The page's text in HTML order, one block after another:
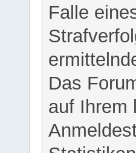
Falle
Das
auf Ihrem